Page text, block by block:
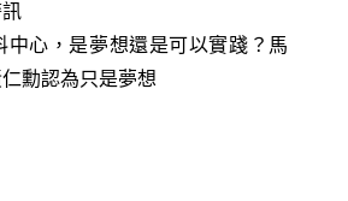
中心，是夢想還是可以實踐？馬
勳認為只是夢想